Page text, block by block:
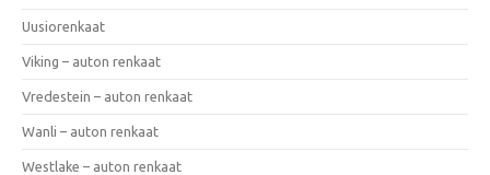
Uusiorenkaat
Viking – auton renkaat
Vredestein – auton renkaat
Wanli – auton renkaat
Westlake – auton renkaat